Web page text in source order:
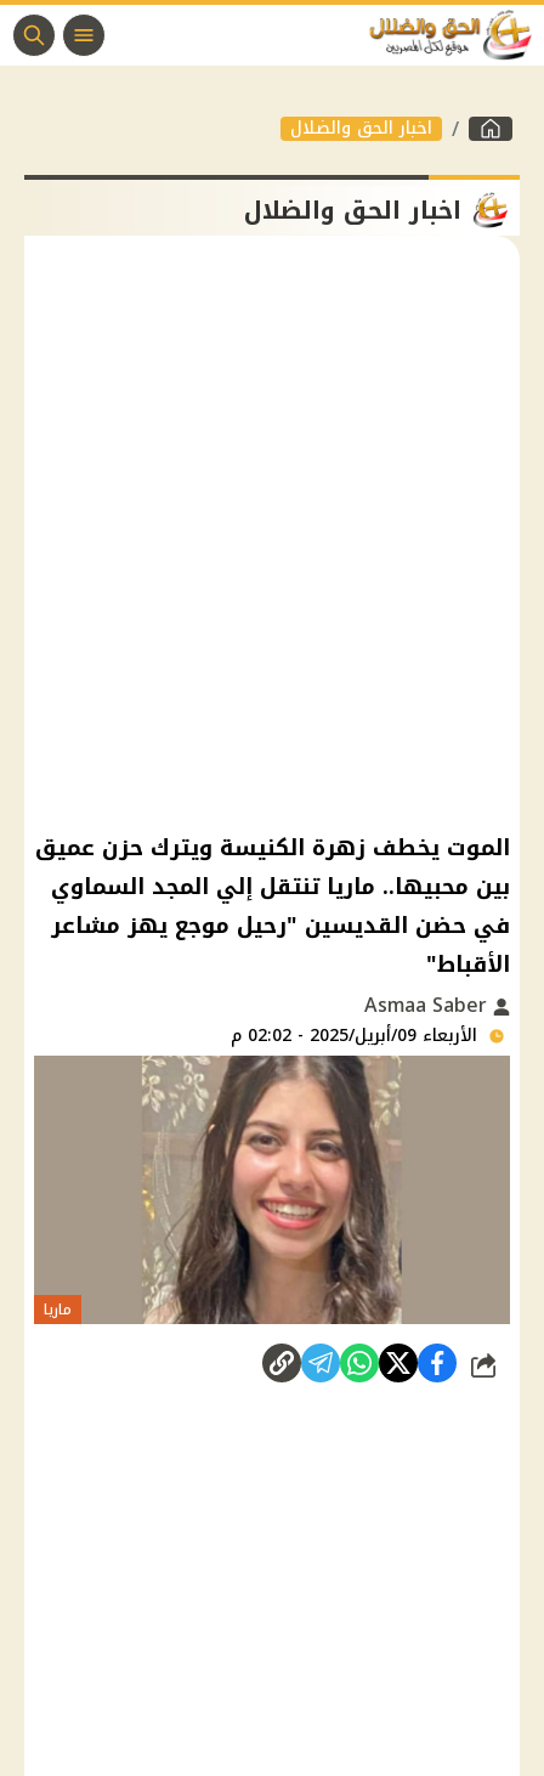
اخبار الحق والضلال
اخبار الحق والضلال
الموت يخطف زهرة الكنيسة ويترك حزن عميق
بين محبيها.. ماريا تنتقل إلي المجد السماوي
في حضن القديسين "رحيل موجع يهز مشاعر
الأقباط"
الأربعاء 09/أبريل/2025 - 02:02 م
ماريا
شارك